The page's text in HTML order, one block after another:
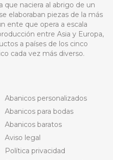
que naciera al abrigo de un
elaboraban piezas de la más
ente que opera a escala
entre Asia y Europa,
a países de los cinco
cada vez más diverso.
Abanicos personalizados
Abanicos para bodas
Abanicos baratos
Aviso legal
Política privacidad